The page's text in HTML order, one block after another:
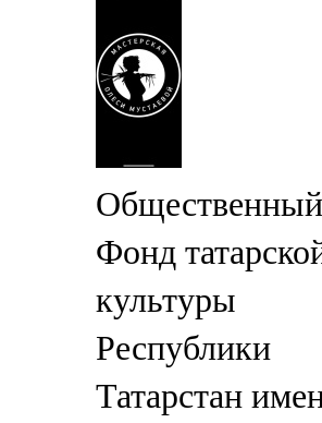
Общественный
Фонд
культуры
Республики
Татарстан